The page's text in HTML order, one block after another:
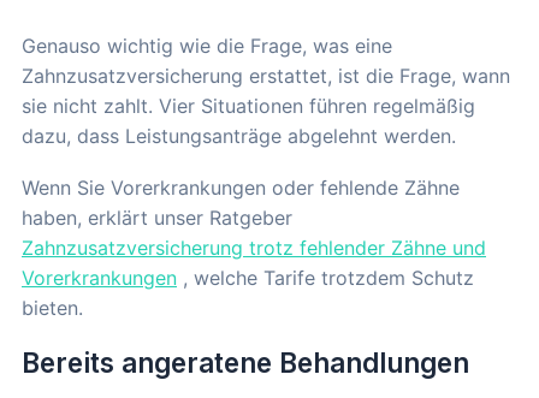
Genauso wichtig wie die Frage, was eine
Zahnzusatzversicherung erstattet, ist die Frage, wann
sie nicht zahlt. Vier Situationen führen regelmäßig
dazu, dass Leistungsanträge abgelehnt werden.
Wenn Sie Vorerkrankungen oder fehlende Zähne
haben, erklärt unser Ratgeber
Zahnzusatzversicherung trotz fehlender Zähne und
Vorerkrankungen , welche Tarife trotzdem Schutz
bieten.
Bereits angeratene Behandlungen